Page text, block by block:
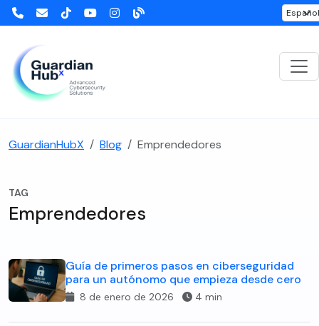
GuardianHubX Blog Emprendedores
TAG
Emprendedores
Guía de primeros pasos en ciberseguridad
para un autónomo que empieza desde cero
8 de enero de 2026 4 min